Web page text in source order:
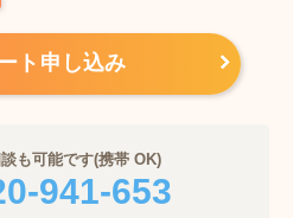
ト申し込み
も可能です(携帯 OK)
941-653